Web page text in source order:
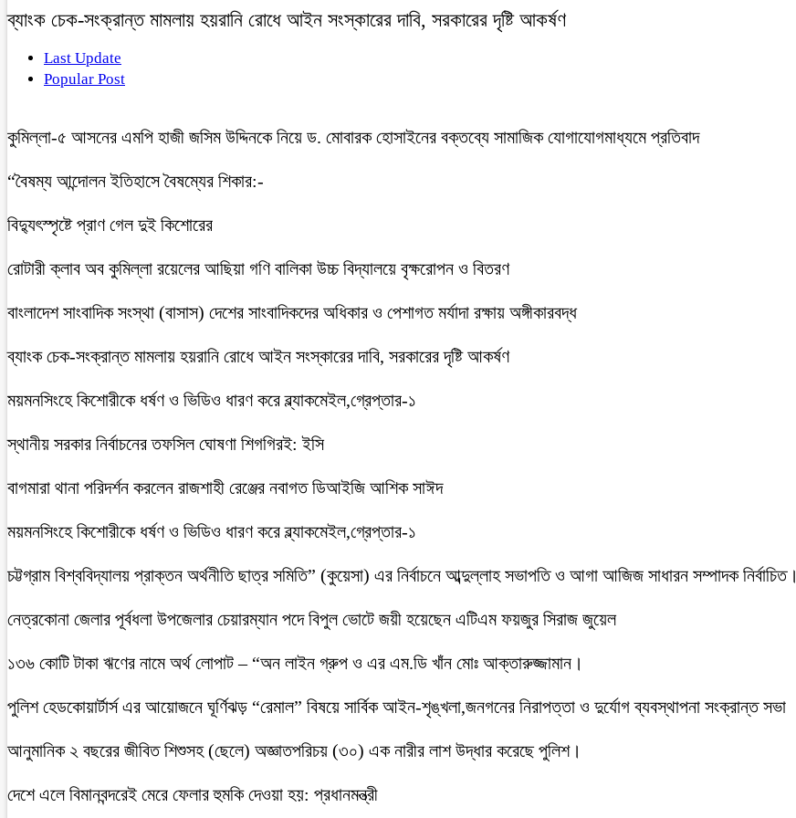
ব্যাংক চেক-সংক্রান্ত মামলায় হয়রানি রোধে আইন সংস্কারের দাবি, সরকারের দৃষ্টি আকর্ষণ
Last Update
Popular Post
কুমিল্লা-৫ আসনের এমপি হাজী জসিম উদ্দিনকে নিয়ে ড. মোবারক হোসাইনের বক্তব্যে সামাজিক যোগাযোগমাধ্যমে প্রতিবাদ
“বৈষম্য আন্দোলন ইতিহাসে বৈষম্যের শিকার:-
বিদ্যুৎস্পৃষ্টে প্রাণ গেল দুই কিশোরের
রোটারী ক্লাব অব কুমিল্লা রয়েলের আছিয়া গণি বালিকা উচ্চ বিদ্যালয়ে বৃক্ষরোপন ও বিতরণ
বাংলাদেশ সাংবাদিক সংস্থা (বাসাস) দেশের সাংবাদিকদের অধিকার ও পেশাগত মর্যাদা রক্ষায় অঙ্গীকারবদ্ধ
ব্যাংক চেক-সংক্রান্ত মামলায় হয়রানি রোধে আইন সংস্কারের দাবি, সরকারের দৃষ্টি আকর্ষণ
ময়মনসিংহে কিশোরীকে ধর্ষণ ও ভিডিও ধারণ করে ব্ল্যাকমেইল,গ্রেপ্তার-১
স্থানীয় সরকার নির্বাচনের তফসিল ঘোষণা শিগগিরই: ইসি
বাগমারা থানা পরিদর্শন করলেন রাজশাহী রেঞ্জের নবাগত ডিআইজি আশিক সাঈদ
ময়মনসিংহে কিশোরীকে ধর্ষণ ও ভিডিও ধারণ করে ব্ল্যাকমেইল,গ্রেপ্তার-১
চট্টগ্রাম বিশ্ববিদ্যালয় প্রাক্তন অর্থনীতি ছাত্র সমিতি” (কুয়েসা) এর নির্বাচনে আব্দুল্লাহ সভাপতি ও আগা আজিজ সাধারন সম্পাদক নির্বাচিত।
নেত্রকোনা জেলার পূর্বধলা উপজেলার চেয়ারম্যান পদে বিপুল ভোটে জয়ী হয়েছেন এটিএম ফয়জুর সিরাজ জুয়েল
১৩৬ কোটি টাকা ঋণের নামে অর্থ লোপাট – “অন লাইন গ্রুপ ও এর এম.ডি খাঁন মোঃ আক্তারুজ্জামান।
পুলিশ হেডকোয়ার্টার্স এর আয়োজনে ঘূর্ণিঝড় “রেমাল” বিষয়ে সার্বিক আইন-শৃঙ্খলা,জনগনের নিরাপত্তা ও দুর্যোগ ব্যবস্থাপনা সংক্রান্ত সভা
আনুমানিক ২ বছরের জীবিত শিশুসহ (ছেলে) অজ্ঞাতপরিচয় (৩০) এক নারীর লাশ উদ্ধার করেছে পুলিশ।
দেশে এলে বিমানবন্দরেই মেরে ফেলার হুমকি দেওয়া হয়: প্রধানমন্ত্রী